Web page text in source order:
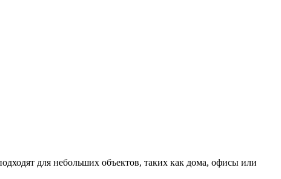
для небольших объектов, таких как дома, офисы или